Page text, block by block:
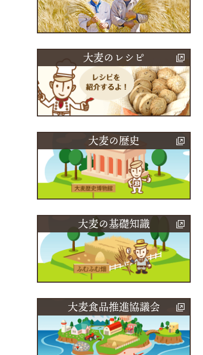
大麦のレシピ
大麦の歴史
大麦の基礎知識
大麦食品推進協議会